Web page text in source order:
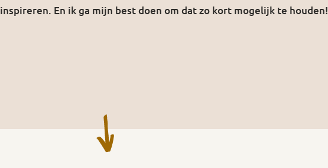
inspireren. En ik ga mijn best doen om dat zo kort mogelijk te houden!